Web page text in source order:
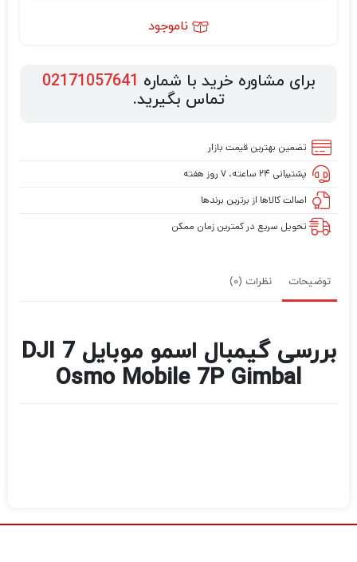
ناموجود
برای مشاوره خرید با شماره 02171057641
تماس بگیرید.
تضمین بهترین قیمت بازار
پشتیبانی ۲۴ ساعته، ۷ روز هفته
اصالت کالاها از برترین برندها
تحویل سریع در کمترین زمان ممکن
توضیحات نظرات (0)
بررسی گیمبال اسمو موبایل 7 DJI
Osmo Mobile 7P Gimbal